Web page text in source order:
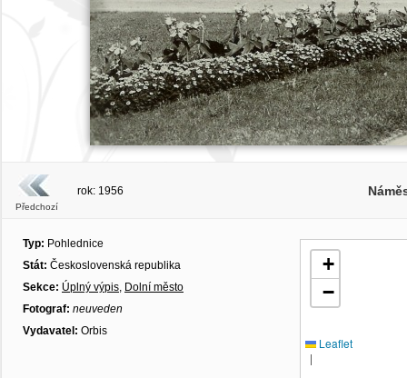
Předchozí
rok: 1956
Typ: Pohlednice
Stát: Československá republika
Sekce: Úplný výpis, Dolní město
Fotograf: neuveden
Vydavatel: Orbis
+
−
Leaflet
|